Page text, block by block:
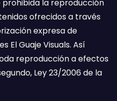
la reproducción
ofrecidos a través
expresa de
El Guaje Visuals. Así
reproducción a efectos
Ley 23/2006 de la